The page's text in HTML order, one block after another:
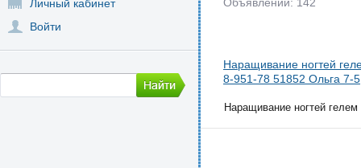
Личный кабинет
Войти
Наращивание ногтей
8-951-78 51852 Ольга 7-5
Наращивание ногтей